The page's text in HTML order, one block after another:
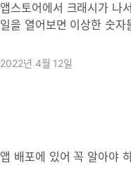
앱스토어에서 크래시가
일을 열어보면 이상한 숫
2022년 4월 12일
앱 배포에 있어 꼭 알아야